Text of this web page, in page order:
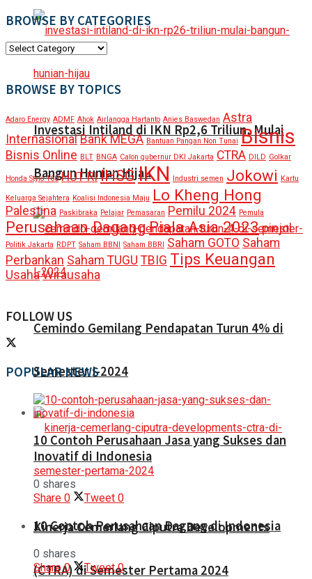
Investasi Intiland di IKN Rp2,6 Triliun, Mulai
Bangun Hunian Hijau
Cemindo Gemilang Pendapatan Turun 4% di
Semester I-2024
Kinerja Cemerlang Ciputra Developments
(CTRA) di Semester Pertama 2024
BROWSE BY CATEGORIES
BROWSE
CATEGORIES
BROWSE BY TOPICS
Adaro Energy ADMF Ahok Airlangga Hartanto Anies Baswedan Astra
Internasional Bank MEGA Bantuan Pangan Non Tunai Bisnis
Bisnis Online BLT BNGA Calon gubernur DKI Jakarta CTRA DILD Golkar
Honda Stylo 160 HUT RI IHSGIKN Industri semen Jokowi Kartu
Keluarga Sejahtera Koalisi Indonesia Maju Lo Kheng Hong
Palestina Paskibraka Pelajar Pemasaran Pemilu 2024 Pemula
Perusahaan DagangPiala Asia 2023 pinjol
Politik Jakarta RDPT Saham BBNI Saham BBRI Saham GOTO Saham
Perbankan Saham TUGU TBIG Tips Keuangan
Usaha Wirausaha
FOLLOW US
POPULAR NEWS
10 Contoh Perusahaan Jasa yang Sukses dan
Inovatif di Indonesia
0 shares
Share 0 Tweet 0
10 Contoh Perusahaan Dagang di Indonesia
0 shares
Share 0 Tweet 0